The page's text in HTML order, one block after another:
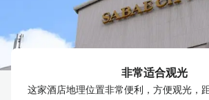
非常适合观光
这家酒店地理位置非常便利，方便观光，